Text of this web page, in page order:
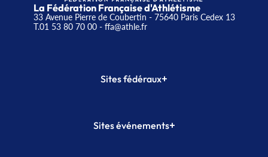
La Fédération Française d'Athlétisme
33 Avenue Pierre de Coubertin - 75640 Paris Cedex 13
T.01 53 80 70 00- ffa@athle.fr
Sites fédéraux+
Plateforme Formation
Sites événements+